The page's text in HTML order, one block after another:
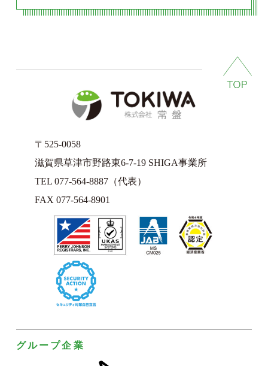
〒525-0058
滋賀県草津市野路東6-7-19 SHIGA事業所
TEL 077-564-8887（代表）
FAX 077-564-8901
グループ企業